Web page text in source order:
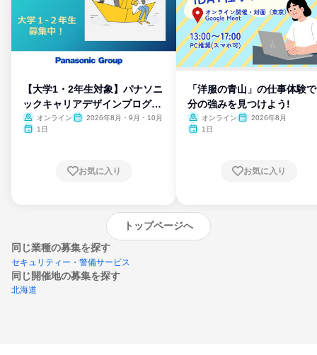
【大学1・2年生対象】パナソニ
ックキャリアデザインプログラ
ム
オンライン
2026年8月・9月・10月
1日
お気に入り
「洋服の青山」の仕事体験
分の強みを見つけよう!
オンライン
2026年8月
1日
お気に入り
トップページへ
同じ業種の募集を探す
セキュリティー・警備サービス
同じ開催地の募集を探す
北海道